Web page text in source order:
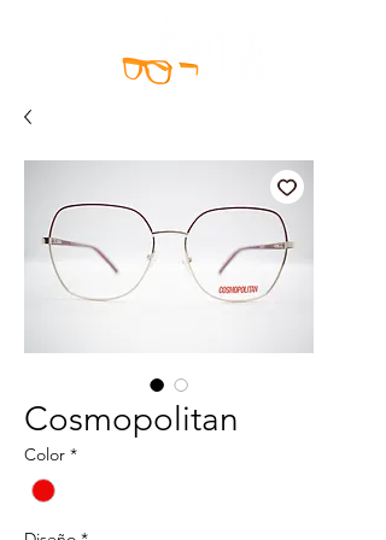
Cosmopolitan
Color *